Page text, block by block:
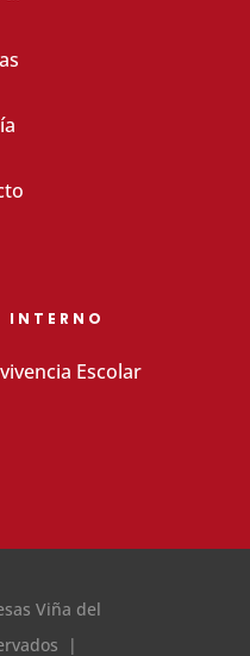
INTERNO
Escolar
Viña del
|